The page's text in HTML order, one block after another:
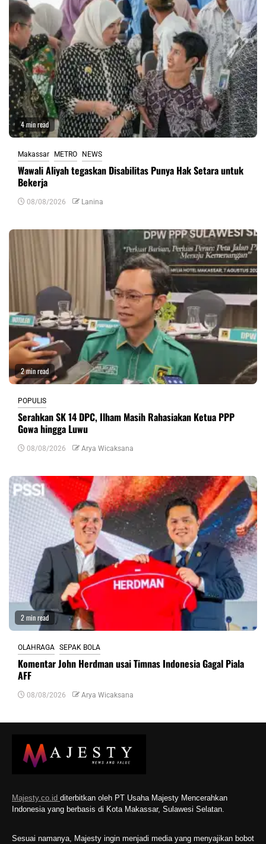
4 min read
Makassar METRO NEWS
Wawali Aliyah tegaskan Disabilitas Punya Hak Setara untuk
Bekerja
08/08/2026 Lanina
2 min read
POPULIS
Serahkan SK 14 DPC, Ilham Masih Rahasiakan Ketua PPP
Gowa hingga Luwu
08/08/2026 Arya Wicaksana
2 min read
OLAHRAGA SEPAK BOLA
Komentar John Herdman usai Timnas Indonesia Gagal Piala
AFF
08/08/2026 Arya Wicaksana
Majesty.co.id diterbitkan oleh PT Usaha Majesty Mencerahkan
Indonesia yang berbasis di Kota Makassar, Sulawesi Selatan.
Sesuai namanya, Majesty ingin menjadi media yang menyajikan bobot